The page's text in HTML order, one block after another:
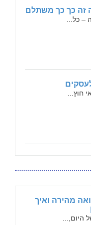
זה כך כך משתלם
– כל...
חוץ...
מהירה ואיך
היום,...